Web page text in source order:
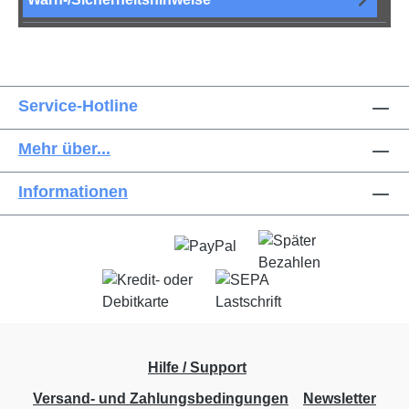
Service-Hotline
Mehr über...
Informationen
Hilfe / Support
Versand- und Zahlungsbedingungen
Newsletter